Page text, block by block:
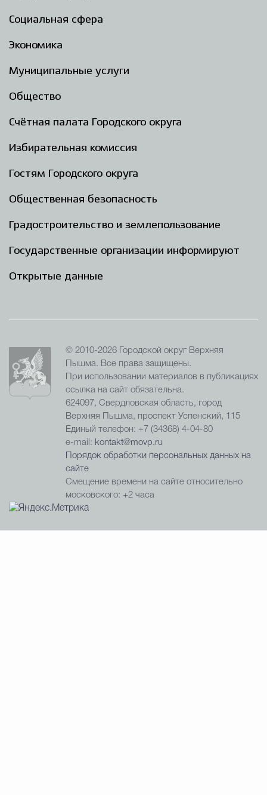
Социальная сфера
Экономика
Муниципальные услуги
Общество
Счётная палата Городского округа
Избирательная комиссия
Гостям Городского округа
Общественная безопасность
Градостроительство и землепользование
Государственные организации информируют
Открытые данные
© 2010-2026 Городской округ Верхняя
Пышма. Все права защищены.
При использовании материалов в публикациях
ссылка на сайт обязательна.
624097, Свердловская область, город
Верхняя Пышма, проспект Успенский, 115
Единый телефон: +7 (34368) 4-04-80
e-mail: kontakt@movp.ru
Порядок обработки персональных данных на
сайте
Смещение времени на сайте относительно
московского: +2 часа